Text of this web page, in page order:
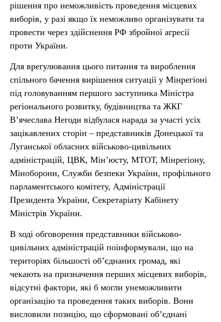
рішення про неможливість проведення місцевих
виборів, у разі якщо їх неможливо організувати та
провести через здійснення РФ збройної агресії
проти України.
Для врегулювання цього питання та вироблення
спільного бачення вирішення ситуації у Мінрегіоні
під головуванням першого заступника Міністра
регіонального розвитку, будівництва та ЖКГ
В’ячеслава Негоди відбулася нарада за участі усіх
зацікавлених сторін – представників Донецької та
Луганської обласних військово-цивільних
адміністрацій, ЦВК, Мін’юсту, МТОТ, Мінрегіону,
Міноборони, Служби безпеки України, профільного
парламентського комітету, Адміністрації
Президента України, Секретаріату Кабінету
Міністрів України.
В ході обговорення представники військово-
цивільних адміністрацій поінформували, що на
територіях більшості об’єднаних громад, які
чекають на призначення перших місцевих виборів,
відсутні фактори, які б могли унеможливити
організацію та проведення таких виборів. Вони
висловили позицію, що сформовані об’єднані